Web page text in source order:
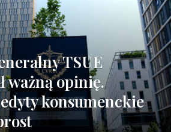
TSUE
ważną opinię.
konsumenckie